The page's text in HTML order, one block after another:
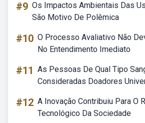
#9 Os Impactos Ambientais Das
São Motivo De Polêmica
#10 O Processo Avaliativo Não
No Entendimento Imediato
#11 As Pessoas De Qual Tipo
Consideradas Doadores
#12 A Inovação Contribuiu Para O
Tecnológico Da Sociedade